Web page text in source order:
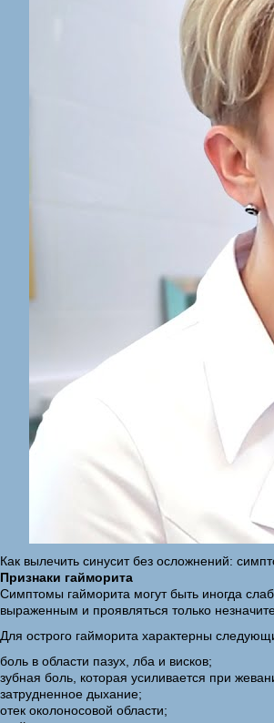
Как вылечить синусит без осложнений:
Признаки гайморита
Симптомы гайморита могут быть иногда
выраженным и проявляться только
Для острого гайморита характерны
боль в области пазух, лба и висков;
зубная боль, которая усиливается при
затрудненное дыхание;
отек околоносовой области;